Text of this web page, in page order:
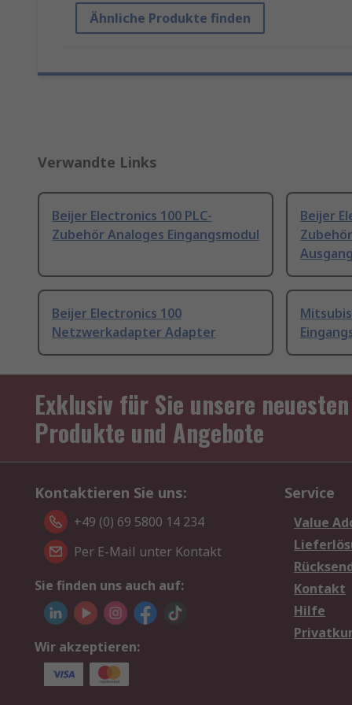
Ähnliche Produkte finden
Verwandte Links
Beijer Electronics 100 PLC-
Zubehör Analoges Eingangsmodul
Beijer
Beijer Electronics 100
Netzwerkadapter Adapter
Exklusiv für Sie unsere neuesten
Produkte und Angebote
Kontaktieren Sie uns:
+49 (0) 69 5800 14 234
Per E-Mail unter Kontakt
Sie finden uns auch auf:
Wir akzeptieren:
Service
Value
Kontakt
Hilfe